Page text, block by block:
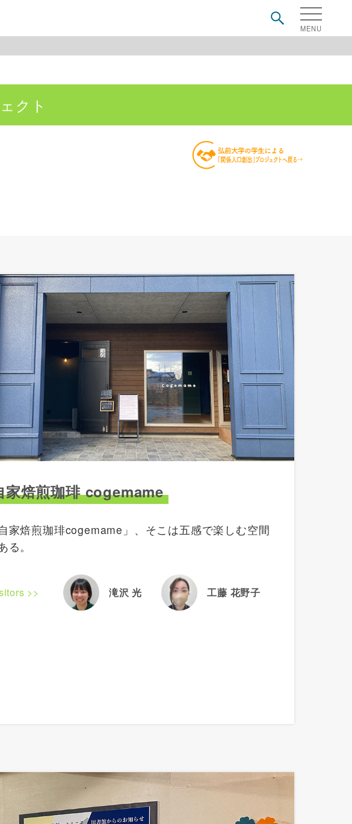
クト
家焙煎珈琲 cogemame
自家焙煎珈琲cogemame」、そこは五感で楽しむ空間
る。
>> 滝沢 光 工藤 花野子